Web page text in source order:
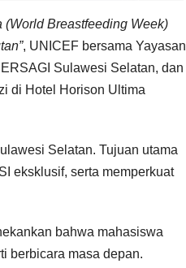
Breastfeeding Week)
, UNICEF bersama Yayasan
Sulawesi Selatan, dan
di Hotel Horison Ultima
Selatan. Tujuan utama
eksklusif, serta memperkuat
bahwa mahasiswa
berbicara masa depan.